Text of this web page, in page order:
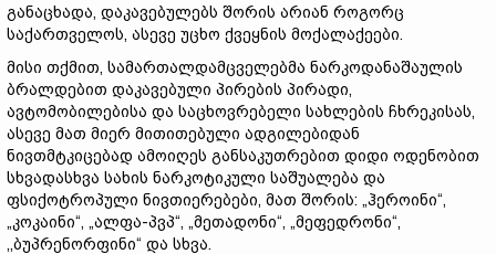
განაცხადა, დაკავებულებს შორის არიან როგორც
საქართველოს, ასევე უცხო ქვეყნის მოქალაქეები.
მისი თქმით, სამართალდამცველებმა ნარკოდანაშაულის
ბრალდებით დაკავებული პირების პირადი,
ავტომობილებისა და საცხოვრებელი სახლების ჩხრეკისას,
ასევე მათ მიერ მითითებული ადგილებიდან
ნივთმტკიცებად ამოიღეს განსაკუთრებით დიდი ოდენობით
სხვადასხვა სახის ნარკოტიკული საშუალება და
ფსიქოტროპული ნივთიერებები, მათ შორის: „ჰეროინი“,
„კოკაინი“, „ალფა-პვპ“, „მეთადონი“, „მეფედრონი“,
,,ბუპრენორფინი“ და სხვა.